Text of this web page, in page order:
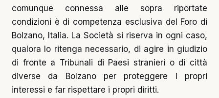
comunque connessa alle sopra riportate
condizioni è di competenza esclusiva del Foro di
Bolzano, Italia. La Società si riserva in ogni caso,
qualora lo ritenga necessario, di agire in giudizio
di fronte a Tribunali di Paesi stranieri o di città
diverse da Bolzano per proteggere i propri
interessi e far rispettare i propri diritti.